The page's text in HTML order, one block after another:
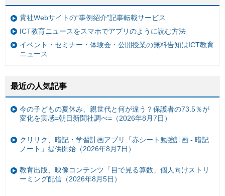
貴社Webサイトの“事例紹介”記事転載サービス
ICT教育ニュースをスマホでアプリのように読む方法
イベント・セミナー・体験会・公開授業の無料告知はICT教育
ニュース
最近の人気記事
今の子どもの夏休み、親世代と何が違う？保護者の73.5％が
変化を実感=朝日新聞社調べ=（2026年8月7日）
クリサク、暗記・学習計画アプリ「赤シート勉強計画 - 暗記
ノート」提供開始（2026年8月7日）
教育出版、映像コンテンツ「目で見る算数」個人向けストリ
ーミング配信（2026年8月5日）